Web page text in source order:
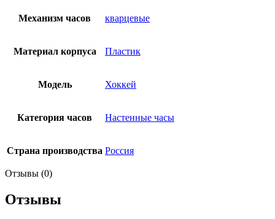
Механизм часов кварцевые
Материал корпуса Пластик
Модель Хоккей
Категория часов Настенные часы
Страна производства Россия
Отзывы (0)
Отзывы